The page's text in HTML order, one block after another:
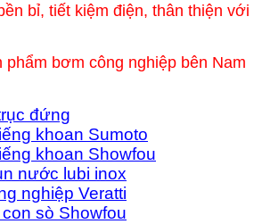
bỉ, tiết kiệm điện, thân thiện với
phẩm bơm công nghiệp bên Nam
đứng
khoan Sumoto
khoan Showfou
nước lubi inox
nghiệp Veratti
sò Showfou